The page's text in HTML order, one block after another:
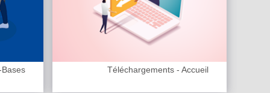
Téléchargements - Accueil